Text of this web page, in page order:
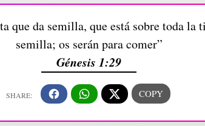
que da semilla, que está sobre toda
semilla; os serán para comer”
Génesis 1:29